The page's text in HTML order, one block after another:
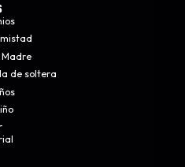
de soltera